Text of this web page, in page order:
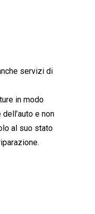
servizi di
in modo
e non
al suo stato